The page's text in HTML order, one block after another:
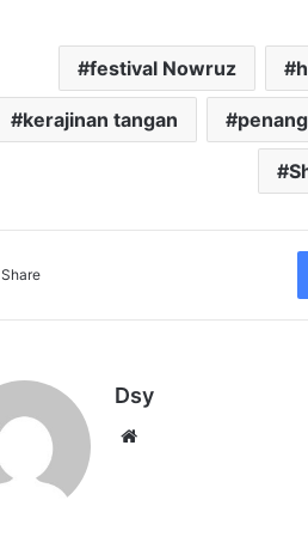
festival Nowruz
kerajinan tangan
Share
Dsy